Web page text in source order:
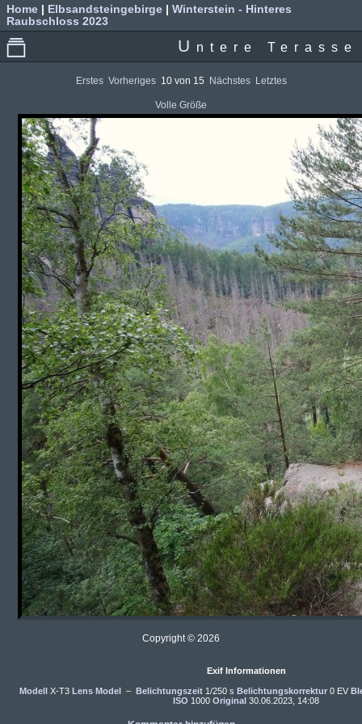
Home Elbsandsteingebirge
Winterstein - Hinteres
Raubschloss 2023
U ntere Terasse
Erstes Vorheriges 10 von 15 Nächstes Letztes
Volle Größe
Copyright © 2026
Exif Informationen
Modell X-T3 Lens Model – Belichtungszeit 1/250 s Belichtungskorrektur 0 EV
ISO 1000 Original 30.06.2023, 14:08